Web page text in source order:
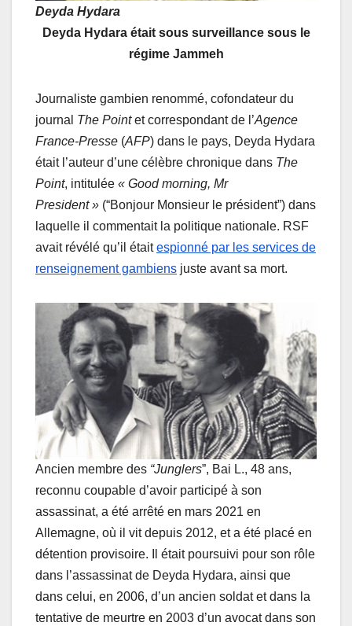
Deyda Hydara
Deyda Hydara était sous surveillance sous le
régime Jammeh
Journaliste gambien renommé, cofondateur du
journal The Pointet correspondant de l’Agence
France-Presse (AFP) dans le pays, Deyda Hydara
était l’auteur d’une célèbre chronique dans The
Point, intitulée « Good morning, Mr
President » (“Bonjour Monsieur le président”) dans
laquelle il commentait la politique nationale. RSF
avait révélé qu’il étaitespionné par les services de
renseignement gambiens juste avant sa mort.
Ancien membre des “Junglers”, Bai L., 48 ans,
reconnu coupable d’avoir participé à son
assassinat, a été arrêté en mars 2021 en
Allemagne, où il vit depuis 2012, et a été placé en
détention provisoire. Il était poursuivi pour son rôle
dans l’assassinat de Deyda Hydara, ainsi que
dans celui, en 2006, d’un ancien soldat et dans la
tentative de meurtre en 2003 d’un avocat dans son